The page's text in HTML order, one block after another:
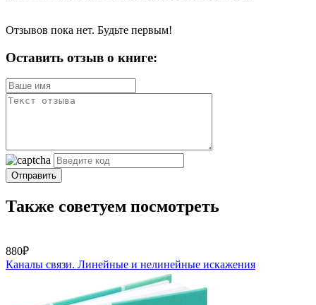
Отзывов пока нет. Будьте первым!
Оставить отзыв о книге:
Отправить
Также советуем посмотреть
880₽
Каналы связи. Линейные и нелинейные искажения